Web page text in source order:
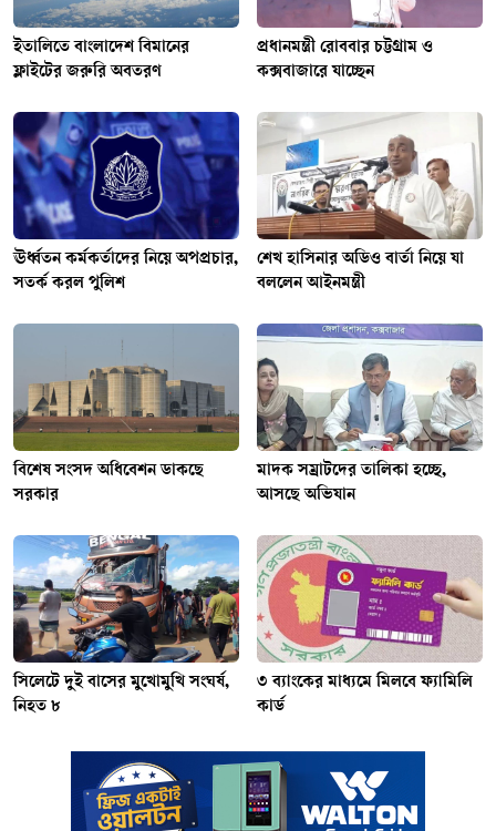
ইতালিতে বাংলাদেশ বিমানের
ফ্লাইটের জরুরি অবতরণ
প্রধানমন্ত্রী রোববার চট্টগ্রাম ও
কক্সবাজারে যাচ্ছেন
ঊর্ধ্বতন কর্মকর্তাদের নিয়ে অপপ্রচার,
সতর্ক করল পুলিশ
শেখ হাসিনার অডিও বার্তা নিয়ে যা
বললেন আইনমন্ত্রী
বিশেষ সংসদ অধিবেশন ডাকছে
সরকার
মাদক সম্রাটদের তালিকা হচ্ছে,
আসছে অভিযান
সিলেটে দুই বাসের মুখোমুখি সংঘর্ষ,
নিহত ৮
৩ ব্যাংকের মাধ্যমে মিলবে ফ্যামিলি
কার্ড